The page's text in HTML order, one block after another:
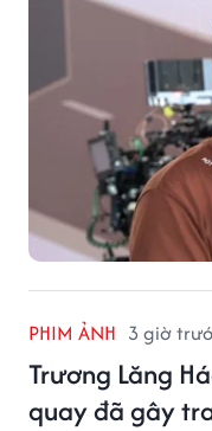
PHIM ẢNH 3 giờ
Trương Lăng
quay đã gây